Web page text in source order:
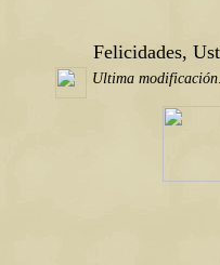
Felicidades,
Ultima